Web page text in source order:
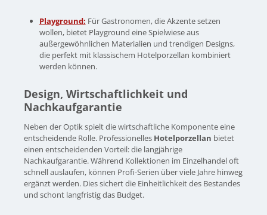
Playground: Für Gastronomen, die Akzente setzen
wollen, bietet Playground eine Spielwiese aus
außergewöhnlichen Materialien und trendigen Designs,
die perfekt mit klassischem Hotelporzellan kombiniert
werden können.
Design, Wirtschaftlichkeit und
Nachkaufgarantie
Neben der Optik spielt die wirtschaftliche Komponente eine
entscheidende Rolle. Professionelles Hotelporzellan bietet
einen entscheidenden Vorteil: die langjährige
Nachkaufgarantie. Während Kollektionen im Einzelhandel oft
schnell auslaufen, können Profi-Serien über viele Jahre hinweg
ergänzt werden. Dies sichert die Einheitlichkeit des Bestandes
und schont langfristig das Budget.